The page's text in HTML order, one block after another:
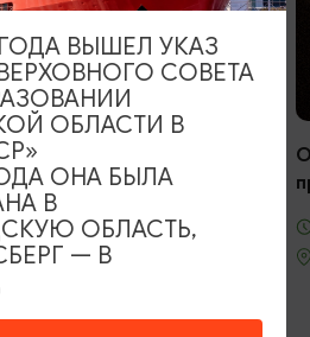
культуры
Оркестр
21.08.2026,
ГОДА ВЫШЕЛ УКАЗ
СОВЕТА
ОБЛАСТИ В
ОНА БЫЛА
В
ОБЛАСТЬ,
— В